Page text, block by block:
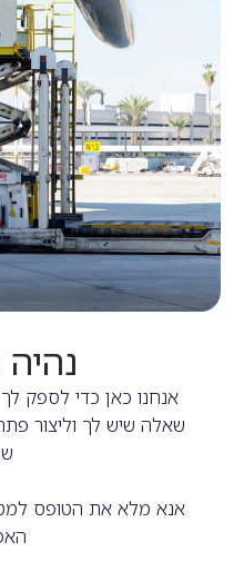
אנחנו כאן כדי לספק
שאלה שיש לך וליצור
אנא מלא את הטופס